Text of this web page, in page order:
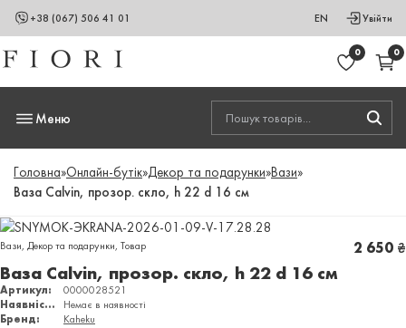
+38 (067) 506 41 01 EN Увійти
0 0
Меню
Головна»Онлайн-бутік»Декор та подарунки»Вази»
Ваза Calvin, прозор. скло, h 22 d 16 см
Вази, Декор та подарунки, Товар
Ваза Calvin, прозор. скло, h 22 d 16 см
2 650 ₴
Артикул:
0000028521
Наявність:
Немає в наявності
Бренд:
Kaheku